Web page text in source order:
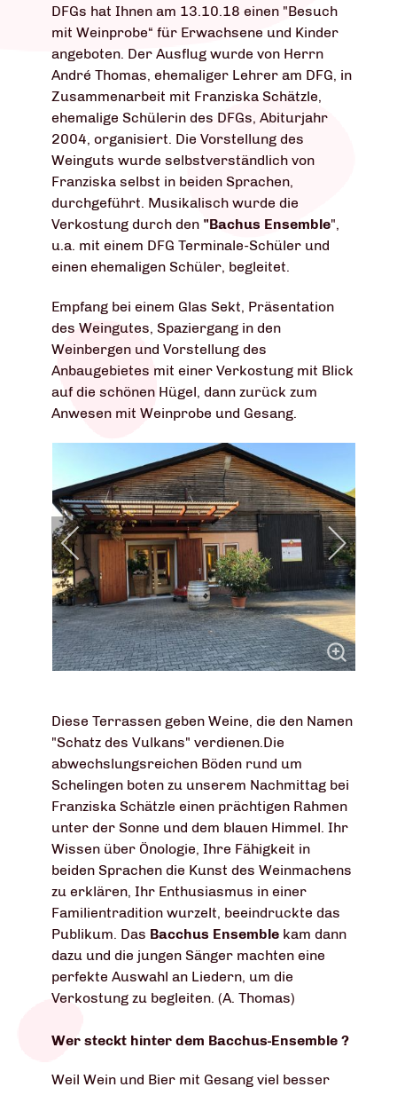
DFGs hat Ihnen am 13.10.18 einen "Besuch
mit Weinprobe“ für Erwachsene und Kinder
angeboten. Der Ausflug wurde von Herrn
André Thomas, ehemaliger Lehrer am DFG, in
Zusammenarbeit mit Franziska Schätzle,
ehemalige Schülerin des DFGs, Abiturjahr
2004, organisiert. Die Vorstellung des
Weinguts wurde selbstverständlich von
Franziska selbst in beiden Sprachen,
durchgeführt. Musikalisch wurde die
Verkostung durch den "Bachus Ensemble",
u.a. mit einem DFG Terminale-Schüler und
einen ehemaligen Schüler, begleitet.
Empfang bei einem Glas Sekt, Präsentation
des Weingutes, Spaziergang in den
Weinbergen und Vorstellung des
Anbaugebietes mit einer Verkostung mit Blick
auf die schönen Hügel, dann zurück zum
Anwesen mit Weinprobe und Gesang.
Diese Terrassen geben Weine, die den Namen
"Schatz des Vulkans" verdienen.Die
abwechslungsreichen Böden rund um
Schelingen boten zu unserem Nachmittag bei
Franziska Schätzle einen prächtigen Rahmen
unter der Sonne und dem blauen Himmel. Ihr
Wissen über Önologie, Ihre Fähigkeit in
beiden Sprachen die Kunst des Weinmachens
zu erklären, Ihr Enthusiasmus in einer
Familientradition wurzelt, beeindruckte das
Publikum. Das Bacchus Ensemble kam dann
dazu und die jungen Sänger machten eine
perfekte Auswahl an Liedern, um die
Verkostung zu begleiten. (A. Thomas)
Wer steckt hinter dem Bacchus-Ensemble ?
Weil Wein und Bier mit Gesang viel besser